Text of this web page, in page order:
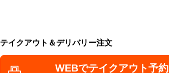
テイクアウト＆デリバリー注文
WEBでテイクアウト予約